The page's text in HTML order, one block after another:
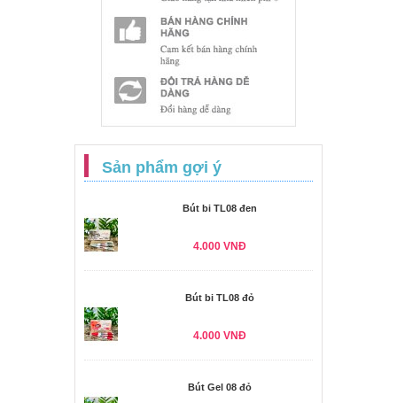
Sản phẩm gợi ý
Bút bi TL08 đen
4.000 VNĐ
Bút bi TL08 đỏ
4.000 VNĐ
Bút Gel 08 đỏ